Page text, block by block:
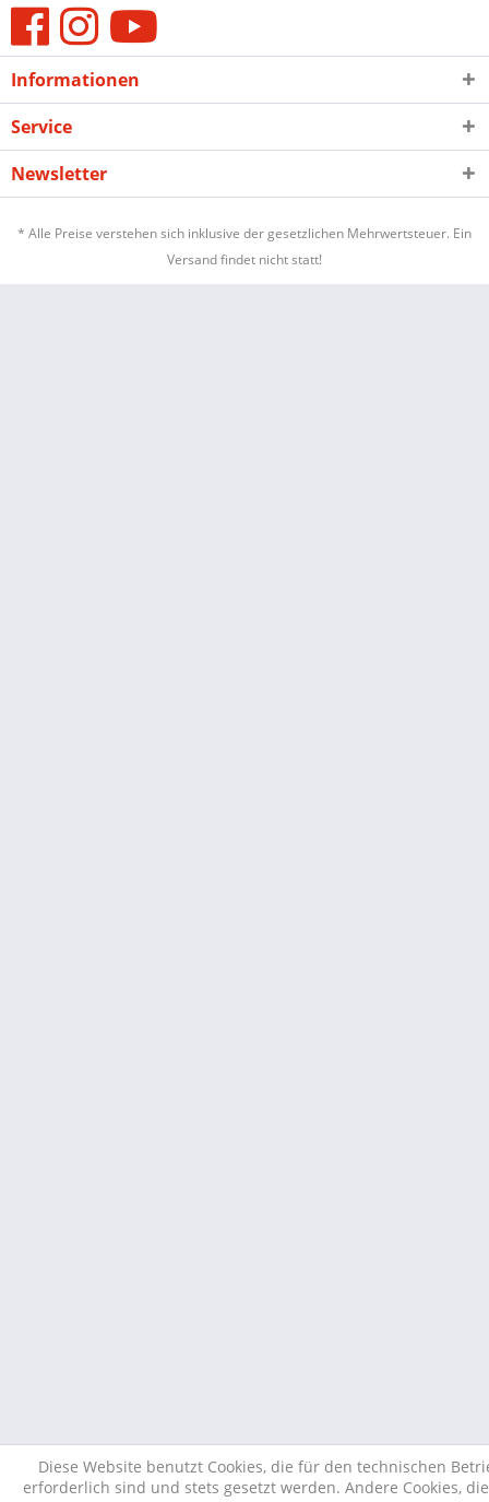
Informationen
Service
Newsletter
* Alle Preise verstehen sich inklusive der gesetzlichen Mehrwertsteuer. Ein
Versand findet nicht statt!
Diese Website benutzt Cookies, die für den technischen
erforderlich sind und stets gesetzt werden. Andere Cookies,